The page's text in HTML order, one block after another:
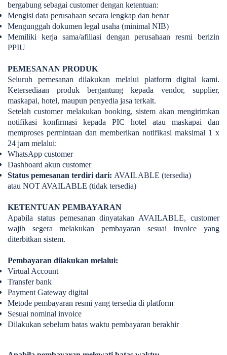
bergabung sebagai customer dengan ketentuan:
Mengisi data perusahaan secara lengkap dan benar
Mengunggah dokumen legal usaha (minimal NIB)
Memiliki kerja sama/afiliasi dengan perusahaan resmi berizin
PPIU
PEMESANAN PRODUK
Seluruh pemesanan dilakukan melalui platform digital kami.
Ketersediaan produk bergantung kepada vendor, supplier,
maskapai, hotel, maupun penyedia jasa terkait.
Setelah customer melakukan booking, sistem akan mengirimkan
notifikasi konfirmasi kepada PIC hotel atau maskapai dan
memproses permintaan dan memberikan notifikasi maksimal 1 x
24 jam melalui:
WhatsApp customer
Dashboard akun customer
Status pemesanan terdiri dari: AVAILABLE (tersedia)
atau NOT AVAILABLE (tidak tersedia)
KETENTUAN PEMBAYARAN
Apabila status pemesanan dinyatakan AVAILABLE, customer
wajib segera melakukan pembayaran sesuai invoice yang
diterbitkan sistem.
Pembayaran dilakukan melalui:
Virtual Account
Transfer bank
Payment Gateway digital
Metode pembayaran resmi yang tersedia di platform
Sesuai nominal invoice
Dilakukan sebelum batas waktu pembayaran berakhir